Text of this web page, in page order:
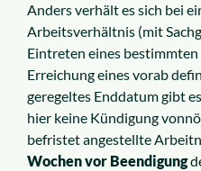
Anders verhält es sich bei
Arbeitsverhältnis (mit
Eintreten eines
Erreichung eines vorab
geregeltes Enddatum gibt
hier keine Kündigung
befristet angestellte
Wochen vor Beendigung